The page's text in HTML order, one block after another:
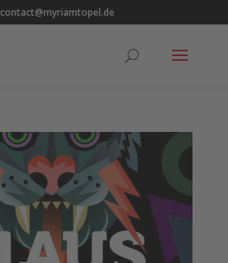
contact@myriamtopel.de